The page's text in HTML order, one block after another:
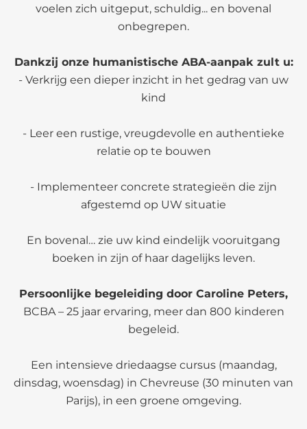
voelen zich uitgeput, schuldig... en bovenal
onbegrepen.
Dankzij onze humanistische ABA-aanpak zult u:
- Verkrijg een dieper inzicht in het gedrag van uw
kind
- Leer een rustige, vreugdevolle en authentieke
relatie op te bouwen
- Implementeer concrete strategieën die zijn
afgestemd op UW situatie
En bovenal… zie uw kind eindelijk vooruitgang
boeken in zijn of haar dagelijks leven.
Persoonlijke begeleiding door Caroline Peters,
BCBA – 25 jaar ervaring, meer dan 800 kinderen
begeleid.
Een intensieve driedaagse cursus (maandag,
dinsdag, woensdag) in Chevreuse (30 minuten van
Parijs), in een groene omgeving.